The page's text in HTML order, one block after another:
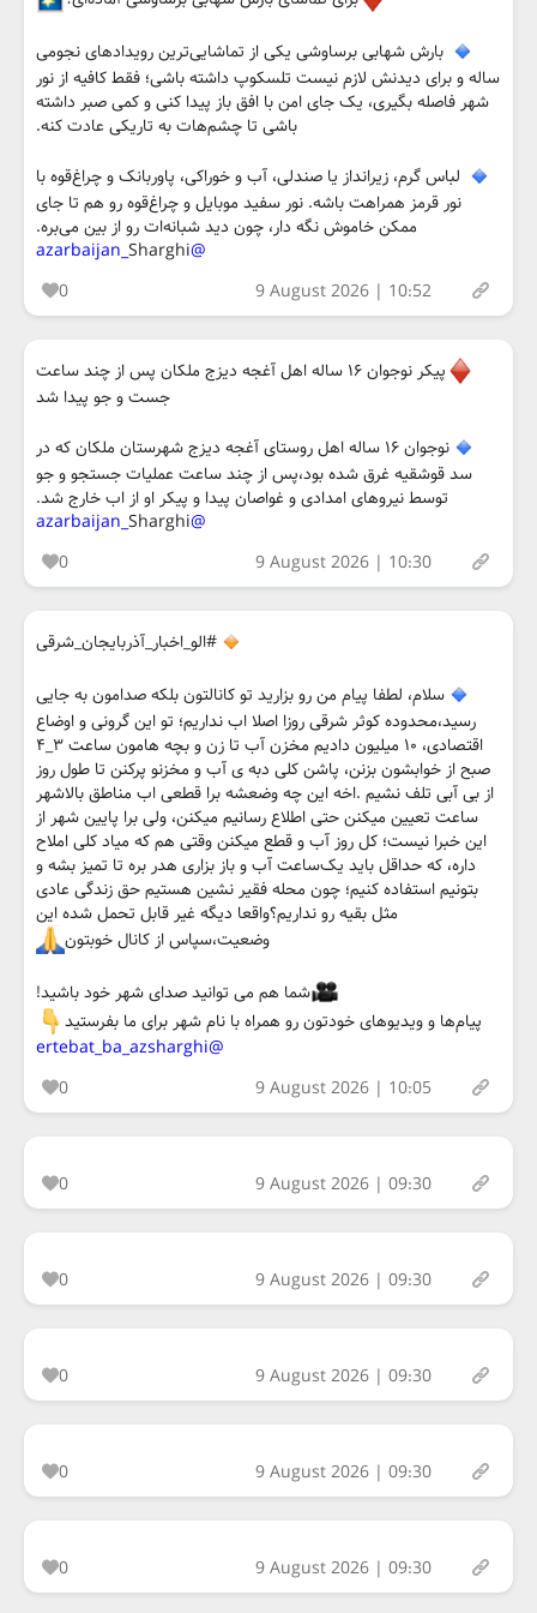
بارش شهابی برساوشی یکی از تماشایی‌ترین رویدادهای نجومی
ساله و برای دیدنش لازم نیست تلسکوپ داشته باشی؛ فقط کافیه از نور
شهر فاصله بگیری، یک جای امن با افق باز پیدا کنی و کمی صبر داشته
باشی تا چشم‌هات به تاریکی عادت کنه.
لباس گرم، زیرانداز یا صندلی، آب و خوراکی، پاوربانک و چراغ‌قوه با
نور قرمز همراهت باشه. نور سفید موبایل و چراغ‌قوه رو هم تا جای
ممکن خاموش نگه دار، چون دید شبانه‌ات رو از بین می‌بره.
@azarbaijan_
Sharghi
0
9 August 2026 | 10:52
پیکر نوجوان ۱۶ ساله اهل آغجه دیزج ملکان پس از چند ساعت
جست و جو پیدا شد
نوجوان ۱۶ ساله اهل روستای آغجه دیزج شهرستان ملکان که در
سد قوشقیه غرق شده بود،پس از چند ساعت عملیات جستجو و جو
توسط نیروهای امدادی و غواصان پیدا و پیکر او از اب خارج شد.
@azarbaijan_
Sharghi
0
9 August 2026 | 10:30
#الو_اخبار_آذربایجان_شرقی
سلام، لطفا پیام من رو بزارید تو کانالتون بلکه صدامون به جایی
رسید،محدوده کوثر شرقی روزا اصلا اب نداریم؛ تو این گرونی و اوضاع
اقتصادی، ۱۰ میلیون دادیم مخزن آب تا زن و بچه هامون ساعت ۳_۴
صبح از خوابشون بزنن، پاشن کلی دبه ی آب و مخزنو پرکنن تا طول روز
از بی آبی تلف نشیم .اخه این چه وضعشه برا قطعی اب مناطق بالاشهر
ساعت تعیین میکنن حتی اطلاع رسانیم میکنن، ولی برا پایین شهر از
این خبرا نیست؛ کل روز آب و قطع میکنن وقتی هم که میاد کلی املاح
داره، که حداقل باید یک‌ساعت آب و باز بزاری هدر بره تا تمیز بشه و
بتونیم استفاده کنیم؛ چون محله فقیر نشین هستیم حق زندگی عادی
مثل بقیه رو نداریم؟واقعا دیگه غیر قابل تحمل شده این
وضعیت،سپاس از کانال خوبتون
شما هم می توانید صدای شهر خود باشید!
پیام‌ها و ویدیوهای خودتون رو همراه با نام شهر برای ما بفرستید
@ertebat_ba_azsharghi
0
9 August 2026 | 10:05
0 9 August 2026 | 09:30
0 9 August 2026 | 09:30
0 9 August 2026 | 09:30
0 9 August 2026 | 09:30
0 9 August 2026 | 09:30